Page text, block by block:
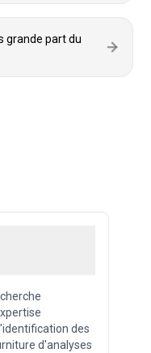
grande part du
des
d'analyses